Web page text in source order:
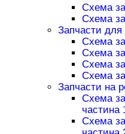
Схема
Схема
Запчасти для
Схема
Схема
Схема
Схема
Запчасти на
Схема
частина
Схема